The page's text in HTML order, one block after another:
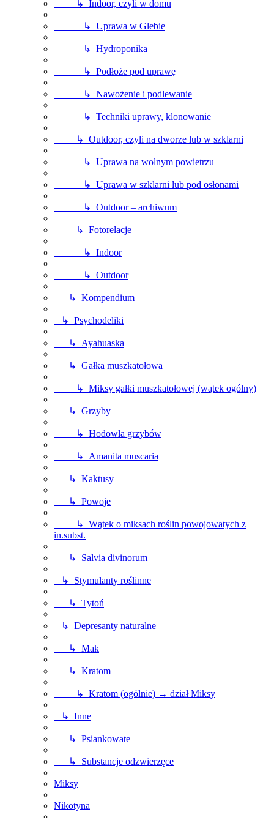
↳ Indoor, czyli w domu
↳ Uprawa w Glebie
↳ Hydroponika
↳ Podłoże pod uprawę
↳ Nawożenie i podlewanie
↳ Techniki uprawy, klonowanie
↳ Outdoor, czyli na dworze lub w szklarni
↳ Uprawa na wolnym powietrzu
↳ Uprawa w szklarni lub pod osłonami
↳ Outdoor – archiwum
↳ Fotorelacje
↳ Indoor
↳ Outdoor
↳ Kompendium
↳ Psychodeliki
↳ Ayahuaska
↳ Gałka muszkatołowa
↳ Miksy gałki muszkatołowej (wątek ogólny)
↳ Grzyby
↳ Hodowla grzybów
↳ Amanita muscaria
↳ Kaktusy
↳ Powoje
↳ Wątek o miksach roślin powojowatych z
in.subst.
↳ Salvia divinorum
↳ Stymulanty roślinne
↳ Tytoń
↳ Depresanty naturalne
↳ Mak
↳ Kratom
↳ Kratom (ogólnie) → dział Miksy
↳ Inne
↳ Psiankowate
↳ Substancje odzwierzęce
Miksy
Nikotyna